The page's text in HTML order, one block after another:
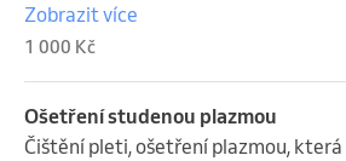
přístroj který pleť dezinfikuje , stahuje
zklidňuje pokožku.
Zobrazit více
1 000 Kč
Ošetření studenou plazmou
Čištění pleti, ošetření plazmou,